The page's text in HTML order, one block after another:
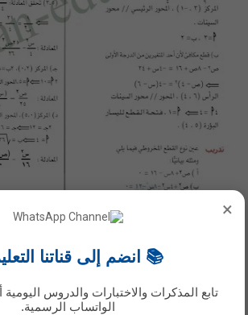
×
📚 انضم إلى قناتنا
تابع المذكرات والاختبارات والدروس اليومية
الواتساب الرسمية.